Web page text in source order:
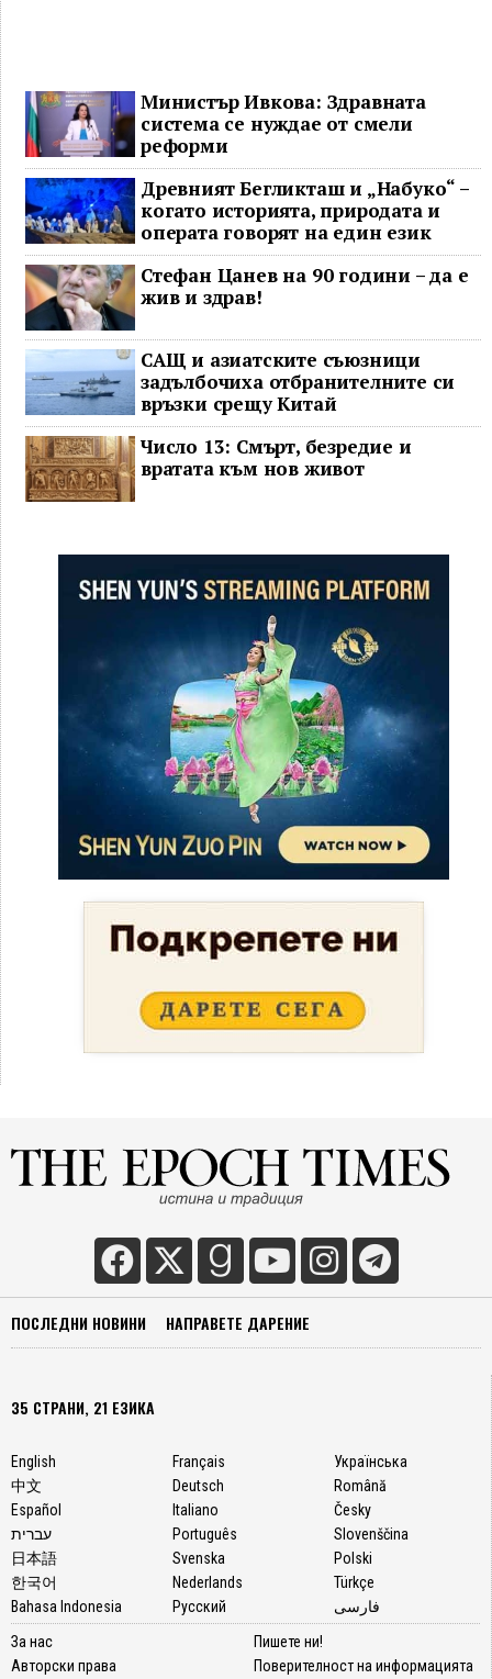
Министър Ивкова: Здравната
система се нуждае от смели
реформи
Древният Бегликташ и „Набуко“ –
когато историята, природата и
операта говорят на един език
Стефан Цанев на 90 години – да е
жив и здрав!
САЩ и азиатските съюзници
задълбочиха отбранителните си
връзки срещу Китай
Число 13: Смърт, безредие и
вратата към нов живот
ПОСЛЕДНИ НОВИНИ НАПРАВЕТЕ ДАРЕНИЕ
35 СТРАНИ, 21 ЕЗИКА
English
中文
Español
עברית
日本語
한국어
Bahasa Indonesia
Français
Deutsch
Italiano
Português
Svenska
Nederlands
Русский
Українська
Română
Česky
Slovenščina
Polski
Türkçe
فارسی
За нас
Авторски права
Пишете ни!
Поверителност на информацията